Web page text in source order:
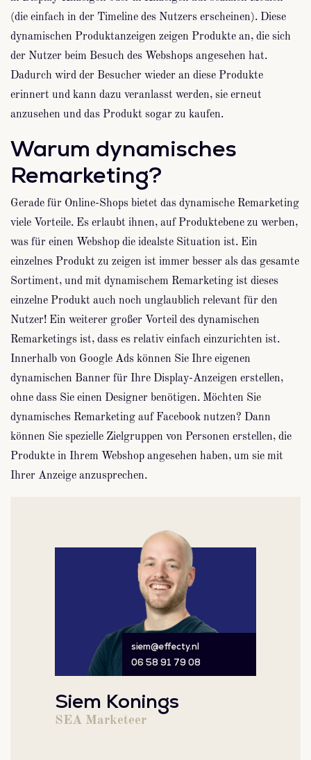
(die einfach in der Timeline des Nutzers erscheinen). Diese
dynamischen Produktanzeigen zeigen Produkte an, die sich
der Nutzer beim Besuch des Webshops angesehen hat.
Dadurch wird der Besucher wieder an diese Produkte
erinnert und kann dazu veranlasst werden, sie erneut
anzusehen und das Produkt sogar zu kaufen.
Warum dynamisches
Remarketing?
Gerade für Online-Shops bietet das dynamische Remarketing
viele Vorteile. Es erlaubt ihnen, auf Produktebene zu werben,
was für einen Webshop die idealste Situation ist. Ein
einzelnes Produkt zu zeigen ist immer besser als das gesamte
Sortiment, und mit dynamischem Remarketing ist dieses
einzelne Produkt auch noch unglaublich relevant für den
Nutzer! Ein weiterer großer Vorteil des dynamischen
Remarketings ist, dass es relativ einfach einzurichten ist.
Innerhalb von Google Ads können Sie Ihre eigenen
dynamischen Banner für Ihre Display-Anzeigen erstellen,
ohne dass Sie einen Designer benötigen. Möchten Sie
dynamisches Remarketing auf Facebook nutzen? Dann
können Sie spezielle Zielgruppen von Personen erstellen, die
Produkte in Ihrem Webshop angesehen haben, um sie mit
Ihrer Anzeige anzusprechen.
siem@effecty.nl
06 58 91 79 08
Siem Konings
SEA Marketeer